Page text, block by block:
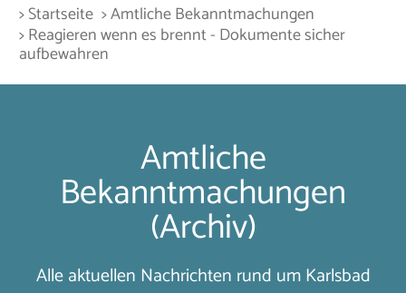
> Startseite > Amtliche Bekanntmachungen
> Reagieren wenn es brennt - Dokumente sicher
aufbewahren
Amtliche
Bekanntmachungen
(Archiv)
Alle aktuellen Nachrichten rund um Karlsbad